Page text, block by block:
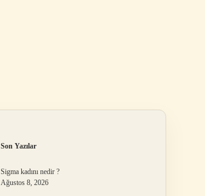
Son Yazılar
Sigma kadını nedir ?
Ağustos 8, 2026